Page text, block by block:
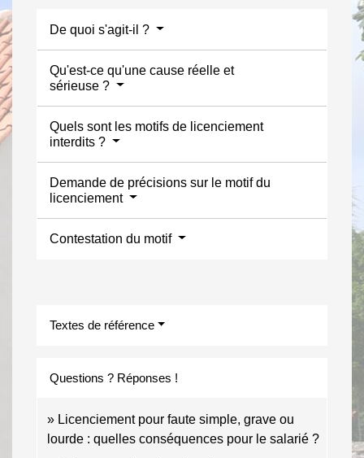
De quoi s'agit-il ?
Qu'est-ce qu'une cause réelle et
sérieuse ?
Quels sont les motifs de licenciement
interdits ?
Demande de précisions sur le motif du
licenciement
Contestation du motif
Textes de référence
Questions ? Réponses !
Licenciement pour faute simple, grave ou
lourde : quelles conséquences pour le salarié ?